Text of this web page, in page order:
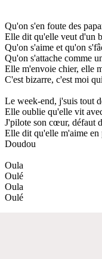
Qu'on s'en foute des
Elle dit qu'elle veut d'un
Qu'on s'aime et qu'on
Qu'on s'attache comme
Elle m'envoie chier, elle
C'est bizarre, c'est moi
Le week-end, j'suis tout
Elle oublie qu'elle vit
J'pilote son cœur, défaut
Elle dit qu'elle m'aime en
Doudou
Oula
Oulé
Oula
Oulé